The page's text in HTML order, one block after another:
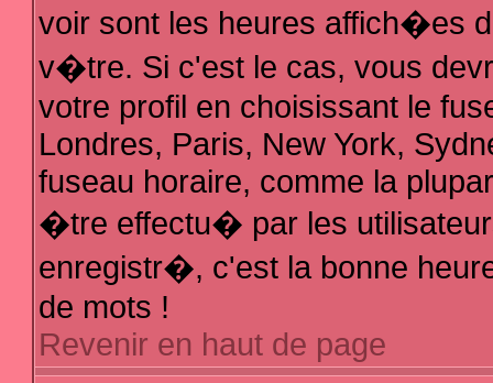
voir sont les heures affich�es
v�tre. Si c'est le cas, vous
votre profil en choisissant le
Londres, Paris, New York,
fuseau horaire, comme la
�tre effectu� par les
enregistr�, c'est la bonne
de mots !
Revenir en haut de page